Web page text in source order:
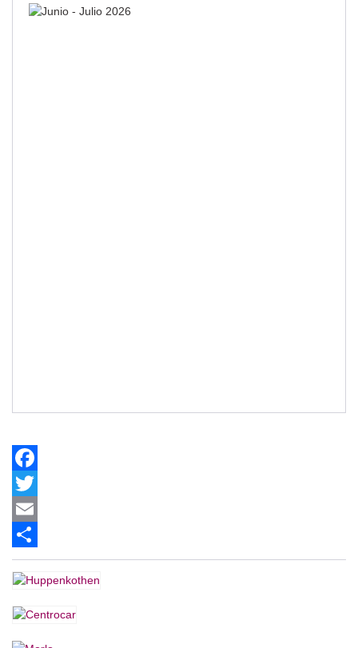
Facebook
Twitter
Email
Share